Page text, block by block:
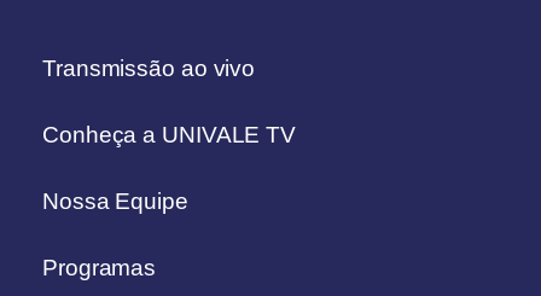
Transmissão ao vivo
Conheça a UNIVALE TV
Nossa Equipe
Programas